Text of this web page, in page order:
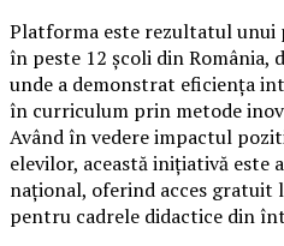
Platforma este rezultatul
în peste 12 școli din
unde a demonstrat eficiența
în curriculum prin metode
Având în vedere impactul
elevilor, această inițiativă este
național, oferind acces gratuit
pentru cadrele didactice din